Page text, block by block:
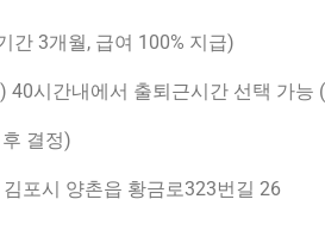
간 3개월, 급여 100% 지급)
40시간내에서 출퇴근시간 선택 가능
결정)
포시 양촌읍 황금로323번길 26